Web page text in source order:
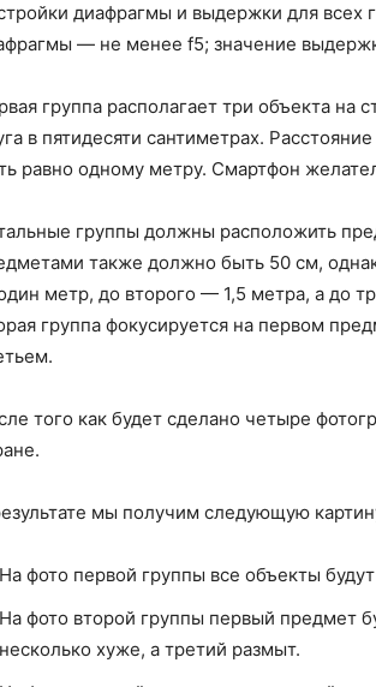
диафрагмы и выдержки для
— не менее f5; значение
группа располагает три объекта на
в пятидесяти сантиметрах.
равно одному метру. Смартфон
группы должны расположить
также должно быть 50 см,
метр, до второго — 1,5 метра, а до
группа фокусируется на первом
того как будет сделано четыре
мы получим следующую
На фото первой группы все объекты
На фото второй группы первый предмет
несколько хуже, а третий размыт.